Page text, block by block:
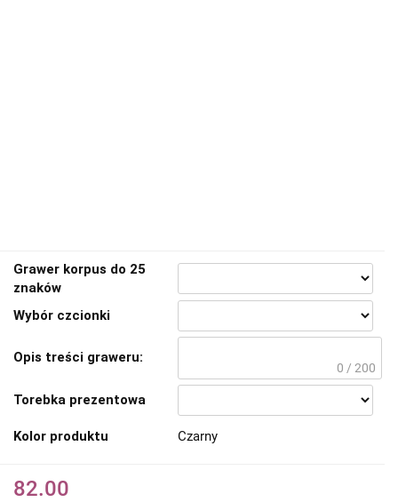
Grawer korpus do 25
znaków
Wybór czcionki
Opis treści graweru:
0 / 200
Torebka prezentowa
Kolor produktu Czarny
82.00